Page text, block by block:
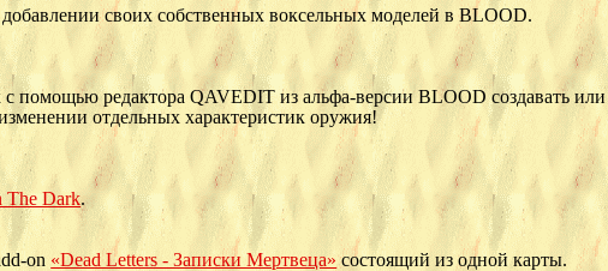
добавлении своих собственных воксельных моделей в BLOOD.
с помощью редактора QAVEDIT из альфа-версии BLOOD создавать
отдельных характеристик оружия!
The Dark.
on «Dead Letters - Записки Мертвеца»состоящий из одной карты.